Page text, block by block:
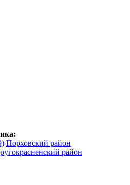
Порховский район
район